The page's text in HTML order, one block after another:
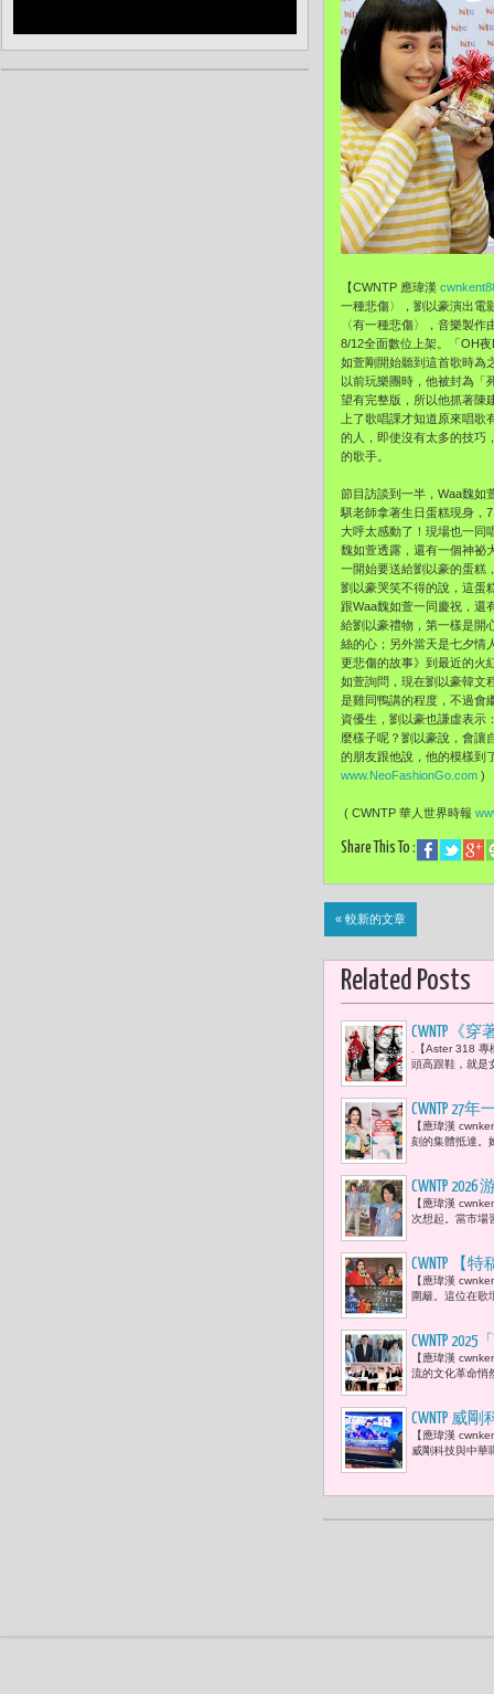
【CWNTP 應瑋漢
一種悲傷〉，劉以豪演出電
〈有一種悲傷〉，音樂製
8/12全面數位上架。「OH
如萱剛開始聽到這首歌時為
以前玩樂團時，他被封為「
望有完整版，所以他抓著陳
上了歌唱課才知道原來唱
的人，即使沒有太多的技巧
的歌手。
節目訪談到一半，Waa魏如
騏老師拿著生日蛋糕現身，
大呼太感動了！現場也一同
魏如萱透露，還有一個神祕
一開始要送給劉以豪的蛋糕
劉以豪哭笑不得的說，這蛋
跟Waa魏如萱一同慶祝，還
給劉以豪禮物，第一樣是開
絲的心；另外當天是七夕情
更悲傷的故事》到最近的火
如萱詢問，現在劉以豪韓文
是雞同鴨講的程度，不過會
資優生，劉以豪也謙虛表示
麼樣子呢？劉以豪說，會讓
的朋友跟他說，他的模樣到
www.NeoFashionGo.com )
( CWNTP 華人世界時報
Share This To :
« 較新的文章
Related Posts
CWNTP《
娜·溫圖（
.【Aster 318
頭高跟鞋，就是
CWNTP 27
能量 溫暖
【應瑋漢
刻的集體抵達。
CWNTP
歌，不會
【應瑋漢
次想起。當市場
CWNTP 【
藝大姊大
【應瑋漢
圍籬。這位在歌
CWNTP
告成立 董
等劇打造
【應瑋漢
流的文化革命悄
CWNTP 威
賢：「當
【應瑋漢
威剛科技與中華